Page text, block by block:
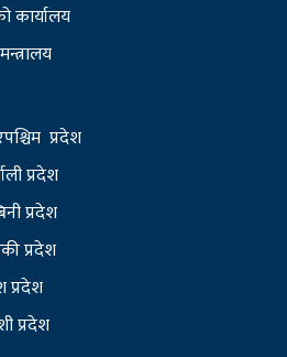
कार्यालय
प्रदेश
प्रदेश
प्रदेश
प्रदेश
प्रदेश
प्रदेश